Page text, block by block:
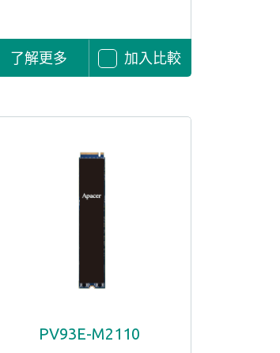
了解更多 加入比較
PV93E-M2110